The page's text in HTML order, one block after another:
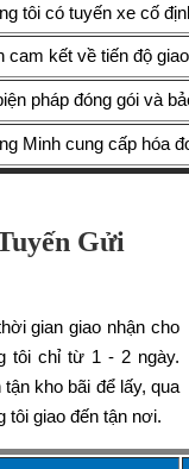
tôi có tuyến xe cố
cam kết về tiến độ
pháp đóng gói và
Minh cung cấp hóa
Gửi
gian giao nhận cho
tôi chỉ từ 1 - 2 ngày.
kho bãi để lấy, qua
tôi giao đến tận nơi.